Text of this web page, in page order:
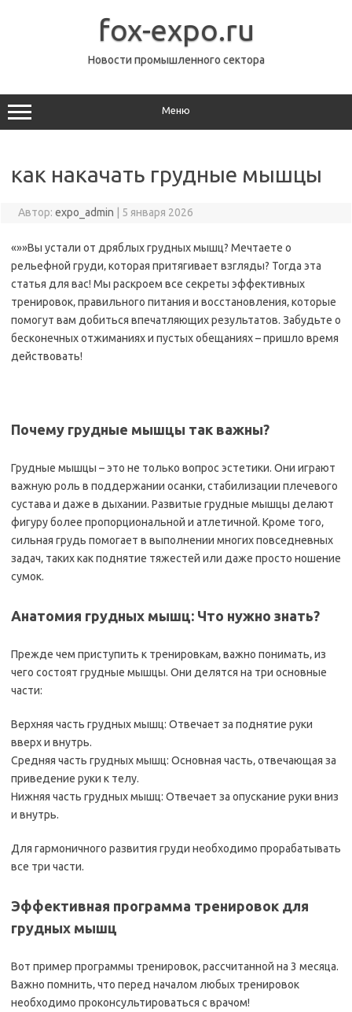
fox-expo.ru
Новости промышленного сектора
Меню
как накачать грудные мышцы
Автор: expo_admin 5 января 2026
«»»Вы устали от дряблых грудных мышц? Мечтаете о
рельефной груди‚ которая притягивает взгляды? Тогда эта
статья для вас! Мы раскроем все секреты эффективных
тренировок‚ правильного питания и восстановления‚ которые
помогут вам добиться впечатляющих результатов. Забудьте о
бесконечных отжиманиях и пустых обещаниях – пришло время
действовать!
Почему грудные мышцы так важны?
Грудные мышцы – это не только вопрос эстетики. Они играют
важную роль в поддержании осанки‚ стабилизации плечевого
сустава и даже в дыхании. Развитые грудные мышцы делают
фигуру более пропорциональной и атлетичной. Кроме того‚
сильная грудь помогает в выполнении многих повседневных
задач‚ таких как поднятие тяжестей или даже просто ношение
сумок.
Анатомия грудных мышц: Что нужно знать?
Прежде чем приступить к тренировкам‚ важно понимать‚ из
чего состоят грудные мышцы. Они делятся на три основные
части:
Верхняя часть грудных мышц: Отвечает за поднятие руки
вверх и внутрь.
Средняя часть грудных мышц: Основная часть‚ отвечающая за
приведение руки к телу.
Нижняя часть грудных мышц: Отвечает за опускание руки вниз
и внутрь.
Для гармоничного развития груди необходимо прорабатывать
все три части.
Эффективная программа тренировок для
грудных мышц
Вот пример программы тренировок‚ рассчитанной на 3 месяца.
Важно помнить‚ что перед началом любых тренировок
необходимо проконсультироваться с врачом!